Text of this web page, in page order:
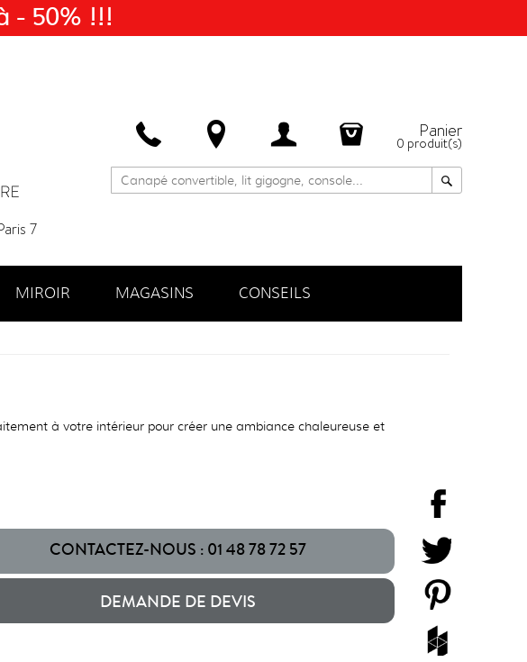
7
Panier
0 produit(s)
MIROIR MAGASINS CONSEILS
à votre intérieur pour créer une ambiance chaleureuse et
CONTACTEZ-NOUS : 01 48 78 72 57
DEMANDE DE DEVIS
- 50% !!!